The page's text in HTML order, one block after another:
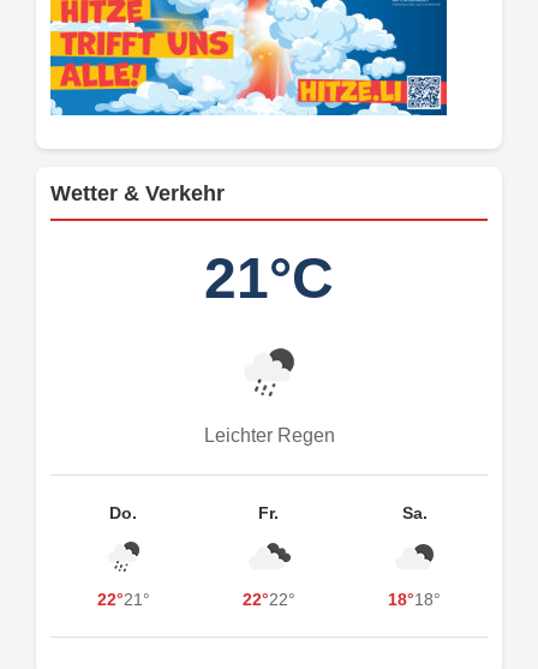
Wetter & Verkehr
21°C
Leichter Regen
Do.
22°21°
Fr.
22°22°
Sa.
18°18°